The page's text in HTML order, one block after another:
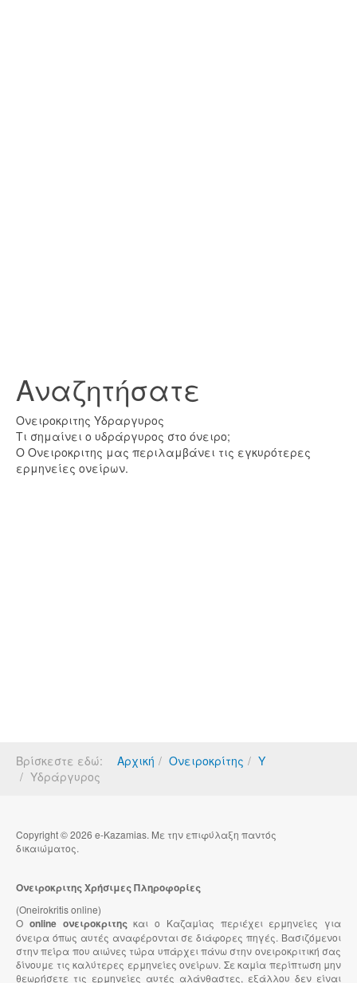
Αναζητήσατε
Ονειροκριτης Υδραργυρος
Τι σημαίνει ο υδράργυρος στο όνειρο;
Ο Ονειροκριτης μας περιλαμβάνει τις εγκυρότερες
ερμηνείες ονείρων.
Βρίσκεστε εδώ: Αρχική Ονειροκρίτης
Υ
Υδράργυρος
Copyright © 2026 e-Kazamias. Με την επιφύλαξη παντός
δικαιώματος.
Ονειροκριτης Χρήσιμες Πληροφορίες
(Oneirokritis online)
Ο online ονειροκριτηςκαι ο Καζαμίας περιέχει ερμηνείες για
όνειρα όπως αυτές αναφέρονται σε διάφορες πηγές. Βασιζόμενοι
στην πείρα που αιώνες τώρα υπάρχει πάνω στην ονειροκριτική σας
δίνουμε τις καλύτερες ερμηνείες ονείρων. Σε καμία περίπτωση μην
θεωρήσετε τις ερμηνείες αυτές αλάνθαστες, εξάλλου δεν είναι